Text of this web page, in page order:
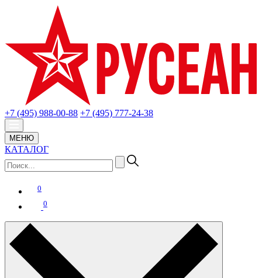
+7 (495) 988-00-88 +7 (495) 777-24-38
МЕНЮ
КАТАЛОГ
0
0